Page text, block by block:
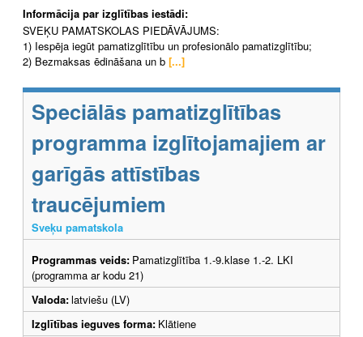
Informācija par izglītības iestādi:
SVEĶU PAMATSKOLAS PIEDĀVĀJUMS:
1) Iespēja iegūt pamatizglītību un profesionālo pamatizglītību;
2) Bezmaksas ēdināšana un b [...]
Speciālās pamatizglītības
programma izglītojamajiem ar
garīgās attīstības
traucējumiem
Sveķu pamatskola
Programmas veids: Pamatizglītība 1.-9.klase 1.-2. LKI
(programma ar kodu 21)
Valoda:latviešu (LV)
Izglītības ieguves forma: Klātiene